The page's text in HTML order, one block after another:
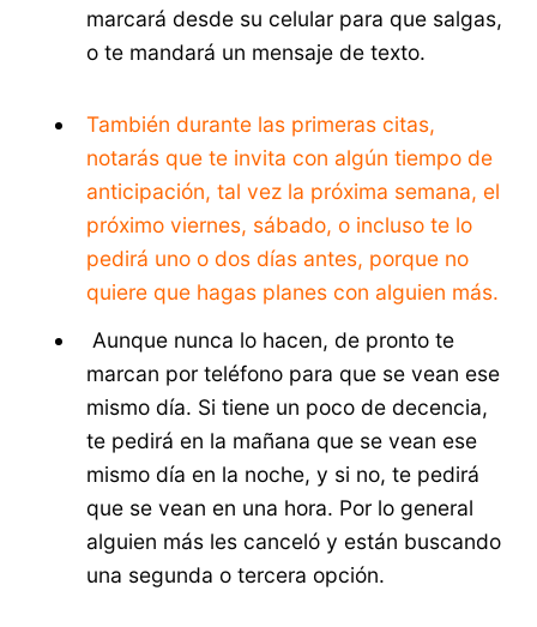
marcará desde su celular para que salgas,
o te mandará un mensaje de texto.
También durante las primeras citas,
notarás que te invita con algún tiempo de
anticipación, tal vez la próxima semana, el
próximo viernes, sábado, o incluso te lo
pedirá uno o dos días antes, porque no
quiere que hagas planes con alguien más.
Aunque nunca lo hacen, de pronto te
marcan por teléfono para que se vean ese
mismo día. Si tiene un poco de decencia,
te pedirá en la mañana que se vean ese
mismo día en la noche, y si no, te pedirá
que se vean en una hora. Por lo general
alguien más les canceló y están buscando
una segunda o tercera opción.